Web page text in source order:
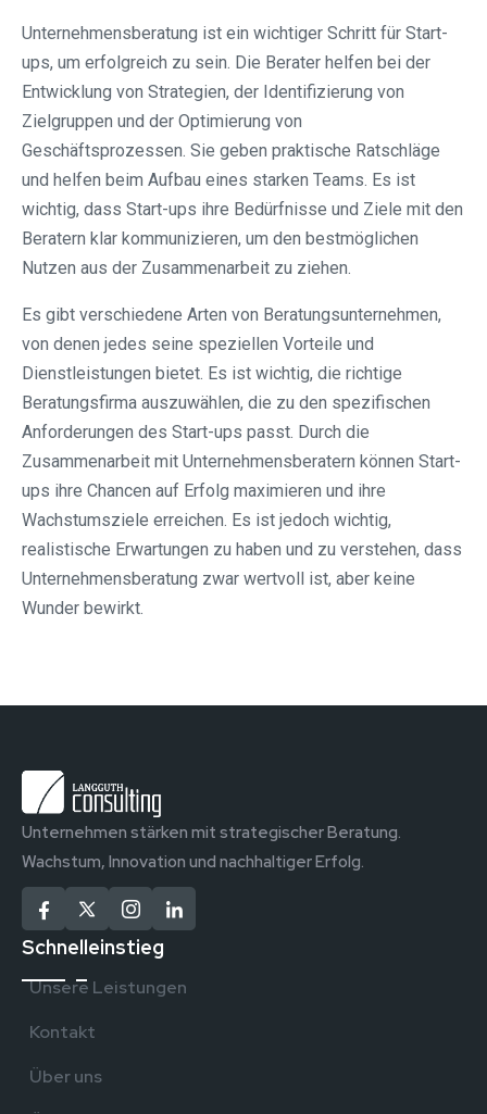
Unternehmensberatung ist ein wichtiger Schritt für Start-
ups, um erfolgreich zu sein. Die Berater helfen bei der
Entwicklung von Strategien, der Identifizierung von
Zielgruppen und der Optimierung von
Geschäftsprozessen. Sie geben praktische Ratschläge
und helfen beim Aufbau eines starken Teams. Es ist
wichtig, dass Start-ups ihre Bedürfnisse und Ziele mit den
Beratern klar kommunizieren, um den bestmöglichen
Nutzen aus der Zusammenarbeit zu ziehen.
Es gibt verschiedene Arten von Beratungsunternehmen,
von denen jedes seine speziellen Vorteile und
Dienstleistungen bietet. Es ist wichtig, die richtige
Beratungsfirma auszuwählen, die zu den spezifischen
Anforderungen des Start-ups passt. Durch die
Zusammenarbeit mit Unternehmensberatern können Start-
ups ihre Chancen auf Erfolg maximieren und ihre
Wachstumsziele erreichen. Es ist jedoch wichtig,
realistische Erwartungen zu haben und zu verstehen, dass
Unternehmensberatung zwar wertvoll ist, aber keine
Wunder bewirkt.
Unternehmen stärken mit strategischer Beratung.
Wachstum, Innovation und nachhaltiger Erfolg.
Schnelleinstieg
Unsere Leistungen
Kontakt
Über uns